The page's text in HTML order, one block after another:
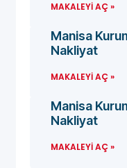
MAKALEYI AÇ »
Manisa
Nakliyat
MAKALEYI AÇ »
Manisa
Nakliyat
MAKALEYI AÇ »